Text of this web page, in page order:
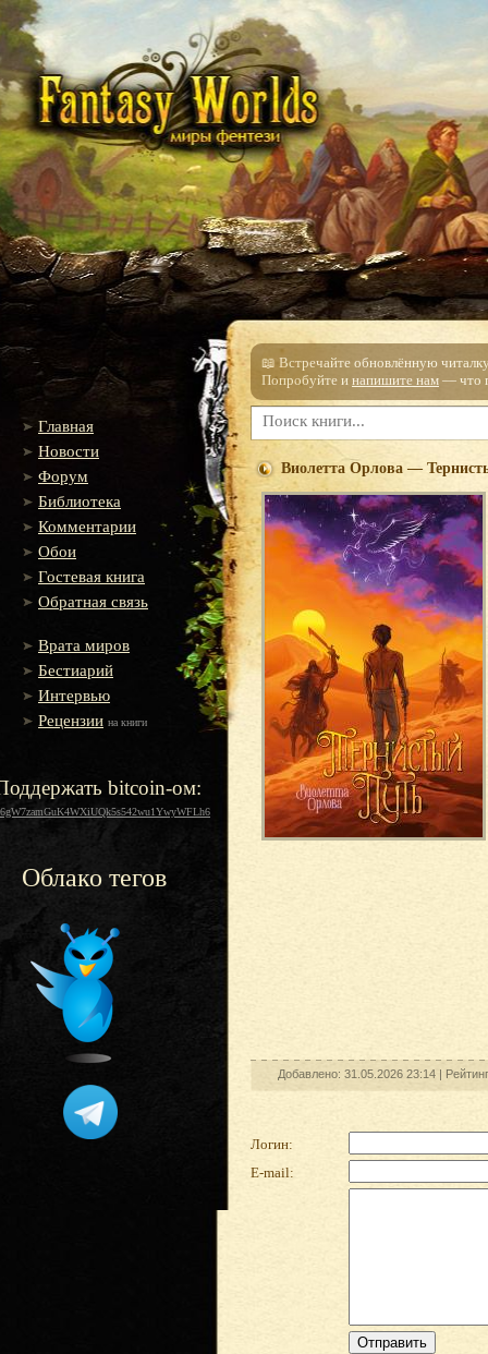
Главная
Новости
Форум
Библиотека
Комментарии
Обои
Гостевая книга
Обратная связь
Врата миров
Бестиарий
Интервью
Рецензии на книги
bitcoin-ом:
Облако тегов
📖 Встречайте обновлённую
Попробуйте и напишите нам — что
Виолетта Орлова —
Добавлено: 31.05.2026 23:14 |
Логин:
E-mail: